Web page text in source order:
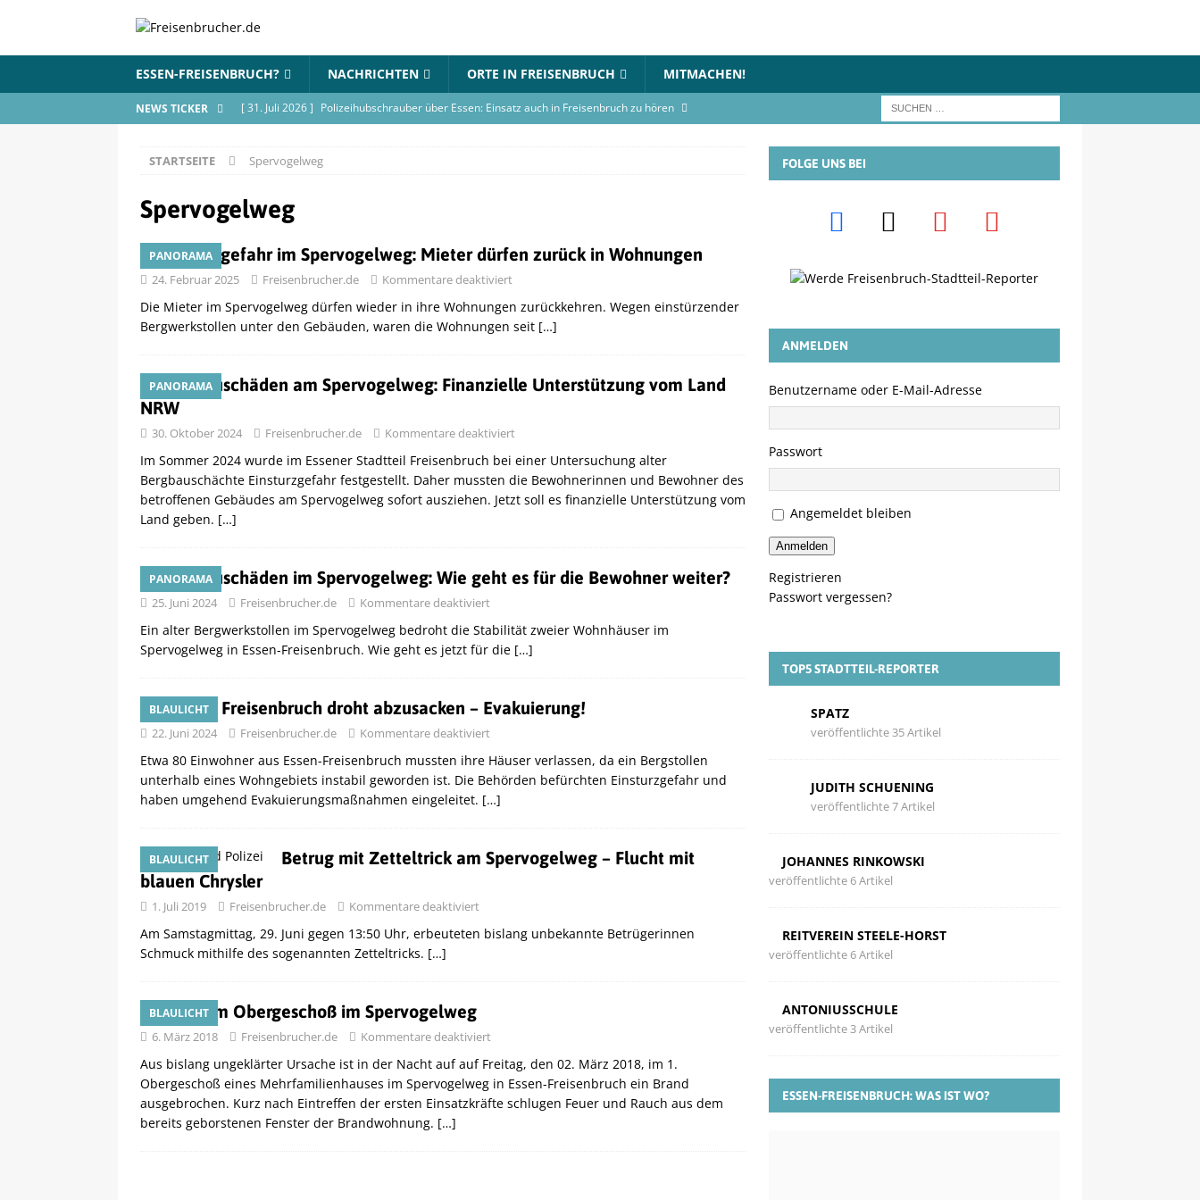
ESSEN-FREISENBRUCH? NACHRICHTEN ORTE IN FREISENBRUCH MITMACHEN!
NEWS TICKER [ 31. Juli 2026 ] Polizeihubschrauber über Essen: Einsatz auch in Freisenbruch zu hören
[ 17. Juli 2026 ] Wohnungsbrand in Essen-Freisenbruch: Bett steht in Flammen
[ 9. Juli 2026 ]
VERANSTALTUNGEN
anmelden
VERANSTALTUNGEN
STARTSEITE Spervogelweg
Spervogelweg
PANORAMA
Einsturzgefahr im Spervogelweg: Mieter dürfen zurück in Wohnungen
24. Februar 2025 Freisenbrucher.de Kommentare deaktiviert
Die Mieter im Spervogelweg dürfen wieder in ihre Wohnungen zurückkehren. Wegen einstürzender
Bergwerkstollen unter den Gebäuden, waren die Wohnungen seit […]
PANORAMA
Bergbauschäden am Spervogelweg: Finanzielle Unterstützung vom Land
NRW
30. Oktober 2024 Freisenbrucher.de Kommentare deaktiviert
Im Sommer 2024 wurde im Essener Stadtteil Freisenbruch bei einer Untersuchung alter
Bergbauschächte Einsturzgefahr festgestellt. Daher mussten die Bewohnerinnen und Bewohner des
betroffenen Gebäudes am Spervogelweg sofort ausziehen. Jetzt soll es finanzielle Unterstützung vom
Land geben. […]
PANORAMA
Bergbauschäden im Spervogelweg: Wie geht es für die Bewohner weiter?
25. Juni 2024 Freisenbrucher.de Kommentare deaktiviert
Ein alter Bergwerkstollen im Spervogelweg bedroht die Stabilität zweier Wohnhäuser im
Spervogelweg in Essen-Freisenbruch. Wie geht es jetzt für die […]
BLAULICHT
Haus in Freisenbruch droht abzusacken – Evakuierung!
22. Juni 2024 Freisenbrucher.de Kommentare deaktiviert
Etwa 80 Einwohner aus Essen-Freisenbruch mussten ihre Häuser verlassen, da ein Bergstollen
unterhalb eines Wohngebiets instabil geworden ist. Die Behörden befürchten Einsturzgefahr und
haben umgehend Evakuierungsmaßnahmen eingeleitet. […]
BLAULICHT
Betrug mit Zetteltrick am Spervogelweg – Flucht mit
blauen Chrysler
1. Juli 2019 Freisenbrucher.de Kommentare deaktiviert
Am Samstagmittag, 29. Juni gegen 13:50 Uhr, erbeuteten bislang unbekannte Betrügerinnen
Schmuck mithilfe des sogenannten Zetteltricks. […]
BLAULICHT
Brand im Obergeschoß im Spervogelweg
6. März 2018 Freisenbrucher.de Kommentare deaktiviert
Aus bislang ungeklärter Ursache ist in der Nacht auf auf Freitag, den 02. März 2018, im 1.
Obergeschoß eines Mehrfamilienhauses im Spervogelweg in Essen-Freisenbruch ein Brand
ausgebrochen. Kurz nach Eintreffen der ersten Einsatzkräfte schlugen Feuer und Rauch aus dem
bereits geborstenen Fenster der Brandwohnung. […]
FOLGE UNS BEI
ANMELDEN
Benutzername oder E-Mail-Adresse
Passwort
Angemeldet bleiben
Anmelden
Registrieren
Passwort vergessen?
TOP5 STADTTEIL-REPORTER
SPATZ
veröffentlichte 35 Artikel
JUDITH SCHUENING
veröffentlichte 7 Artikel
JOHANNES RINKOWSKI
veröffentlichte 6 Artikel
REITVEREIN STEELE-HORST
veröffentlichte 6 Artikel
ANTONIUSSCHULE
veröffentlichte 3 Artikel
ESSEN-FREISENBRUCH: WAS IST WO?